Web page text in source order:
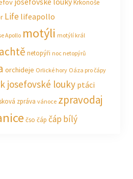
Krkonoše
Life lifeapollo
Apollo motýli motýlí král
netopýři noc netopýrů
orchideje Orlické hory Oáza pro čápy
josefovské louky ptáci
zpráva vánoce zpravodaj
čso čáp čáp bílý